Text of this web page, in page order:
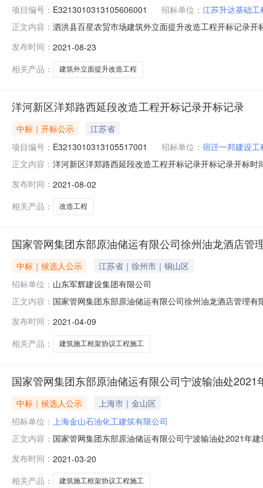
项目编号： E3213010313105606001 招标单位： 江苏升达基础工
正文内容： 泗洪县百星农贸市场建筑外立面提升改造工程开标记录
间:WedAug1815:50:15CST2021,投标人名称:宿迁盛华
发布时间： 2021-08-23
相关产品：
建筑外立面提升改造工程
洋河新区洋郑路西延段改造工程开标记录开标记录
中标｜开标公示
江苏省
项目编号： E3213010313105517001 招标单位： 宿迁一邦建设工
正文内容： 洋河新区洋郑路西延段改造工程开标记录开标记录开标
称:江苏弗居建设有限公司;项目负责人:;报价:0.00元/%;工
发布时间： 2021-08-02
相关产品：
改造工程
国家管网集团东部原油储运有限公司徐州油龙酒店
中标｜候选人公示
江苏省｜徐州市｜铜山区
招标单位： 山东军辉建设集团有限公司
正文内容： 国家管网集团东部原油储运有限公司徐州油龙酒店管理
标委员会的评审，中标候选人均符合招标文件要求的资
选人第七中标候选人
发布时间： 2021-04-09
相关产品：
建筑施工框架协议工程施工
国家管网集团东部原油储运有限公司宁波输油处
中标｜候选人公示
上海市｜金山区
招标单位： 上海金山石油化工建筑有限公司
正文内容： 国家管网集团东部原油储运有限公司宁波输油处2021年
第一中标候选人第二中标候选人第三中标候选人第四中
标人名称上海金山石
发布时间： 2021-03-20
相关产品：
建筑施工框架协议工程施工